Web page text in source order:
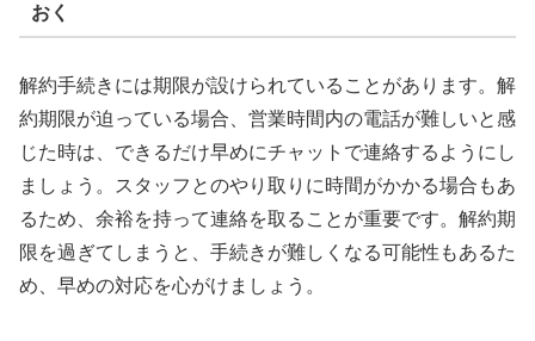
おく
解約手続きには期限が設けられていることがあります。解
約期限が迫っている場合、営業時間内の電話が難しいと感
じた時は、できるだけ早めにチャットで連絡するようにし
ましょう。スタッフとのやり取りに時間がかかる場合もあ
るため、余裕を持って連絡を取ることが重要です。解約期
限を過ぎてしまうと、手続きが難しくなる可能性もあるた
め、早めの対応を心がけましょう。